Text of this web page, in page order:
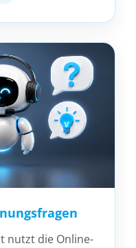
nutzt die Online-